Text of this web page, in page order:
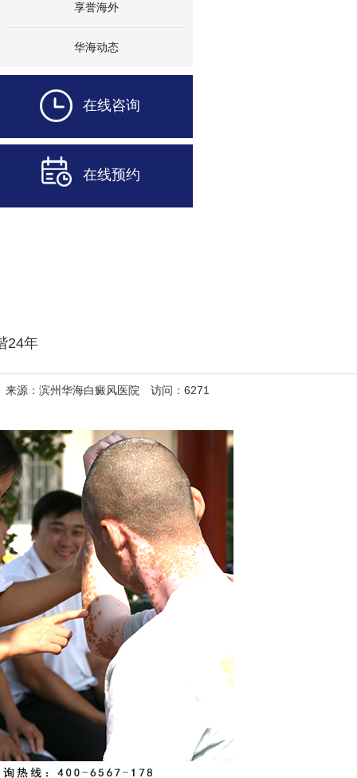
享誉海外
华海动态
在线咨询
在线预约
24年
源：滨州华海白癜风医院 访问：6271